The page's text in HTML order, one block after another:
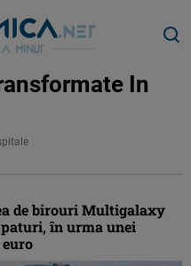
In
de birouri Multigalaxy
paturi, în urma unei